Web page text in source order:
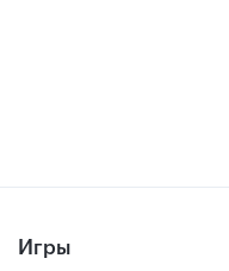
Игры